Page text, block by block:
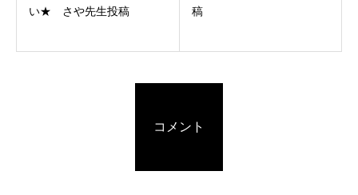
い★ さや先生投稿
稿
コメント